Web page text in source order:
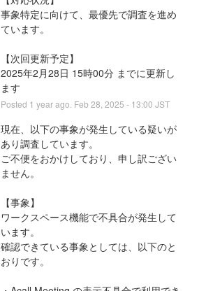
事象特定に向けて、最優先で調査を進め
ています。
【次回更新予定】
2025年2月28日 15時00分 までに更新し
ます
Posted 1 year ago. Feb 28 2025 - 13:00 JST
現在、以下の事象が発生している疑いが
あり調査しています。
ご不便をおかけしており、申し訳ござい
ません。
【事象】
ワークスペース機能で不具合が発生して
います。
確認できている事象としては、以下のと
おりです。